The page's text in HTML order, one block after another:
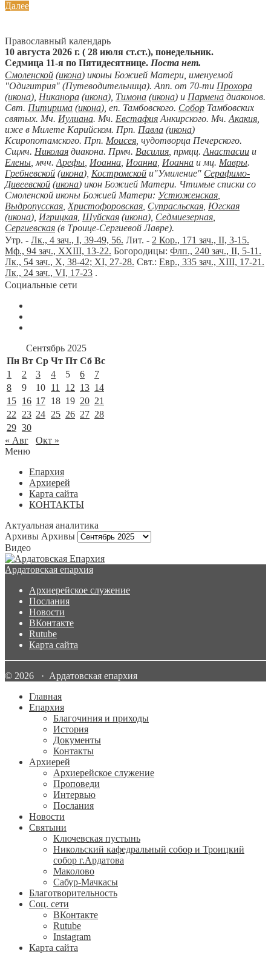
Далее
Православный календарь
10 августа 2026 г. ( 28 июля ст.ст.), понедельник.
Седмица 11-я по Пятидесятнице. Поста нет.
Смоленской (икона) иконы Божией Матери, именуемой
"Одигитрия" (Путеводительница). Апп. от 70-ти Прохора
(икона), Никанора (икона), Тимона (икона) и Пармена диаконов.
Свт. Питирима (икона), еп. Тамбовского. Собор Тамбовских
святых. Мч. Иулиана. Мч. Евстафия Анкирского. Мч. Акакия
иже в Милете Карийском. Прп. Павла (икона)
Ксиропотамского. Прп. Моисея , чудотворца Печерского.
Сщмч. Николая диакона. Прмч. Василия , прмцц. Анастасии и
Елены , мчч. Арефы Иоанна Иоанна Иоанна и мц. Мавры.
Гребневской (икона), Костромской и"Умиление" Серафимо-
Дивеевской (икона) икон Божией Матери. Чтимые списки со
Смоленской иконы Божией Матери: Устюженская
Выдропусская Христофоровская Супрасльская Югская
(икона), Игрицкая Шуйская (икона), Седмиезерная
Сергиевская (в Троице-Сергиевой Лавре).
Утр. - Лк., 4 зач., I, 39-49, 56. Лит. - 2 Кор., 171 зач., II, 3-15.
Мф., 94 зач., XXIII, 13-22. Богородицы: Флп., 240 зач., II, 5-11.
Лк., 54 зач., X, 38-42; XI, 27-28. Свт.: Евр., 335 зач., XIII, 17-21.
Лк., 24 зач., VI, 17-23 .
Социальные сети
Сентябрь 2025
Пн Вт Ср Чт Пт Сб Вс
1
2 3 4 5 6
7
8
9 10 11 12 13 14
15 16 17 18 19 20 21
22
23 24 25 26 27 28
29 30
« Авг
Окт »
Меню
Епархия
Архиерей
Карта сайта
КОНТАКТЫ
Актуальная аналитика
Архивы Архивы
Видео
Ардатовская епархия
Архиерейское служение
Послания
Новости
ВКонтакте
Rutube
Карта сайта
© 2026 · Ардатовская епархия
Главная
Епархия
Благочиния и приходы
История
Документы
Контакты
Архиерей
Архиерейское служение
Проповеди
Интервью
Послания
Новости
Святыни
Ключевская пустынь
Никольский кафедральный собор и Троицкий
собор г.Ардатова
Маколово
Сабур-Мачкасы
Благотворительность
Соц. сети
ВКонтакте
Rutube
Instagram
Карта сайта